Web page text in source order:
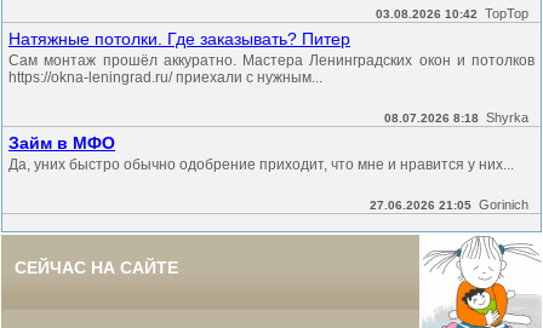
03.08.2026 10:42 TopTop
Натяжные потолки. Где заказывать? Питер
Сам монтаж прошёл аккуратно. Мастера Ленинградских окон и потолков
https://okna-leningrad.ru/ приехали с нужным...
08.07.2026 8:18 Shyrka
Займ в МФО
Да, уних быстро обычно одобрение приходит, что мне и нравится у них...
27.06.2026 21:05 Gorinich
СЕЙЧАС НА САЙТЕ